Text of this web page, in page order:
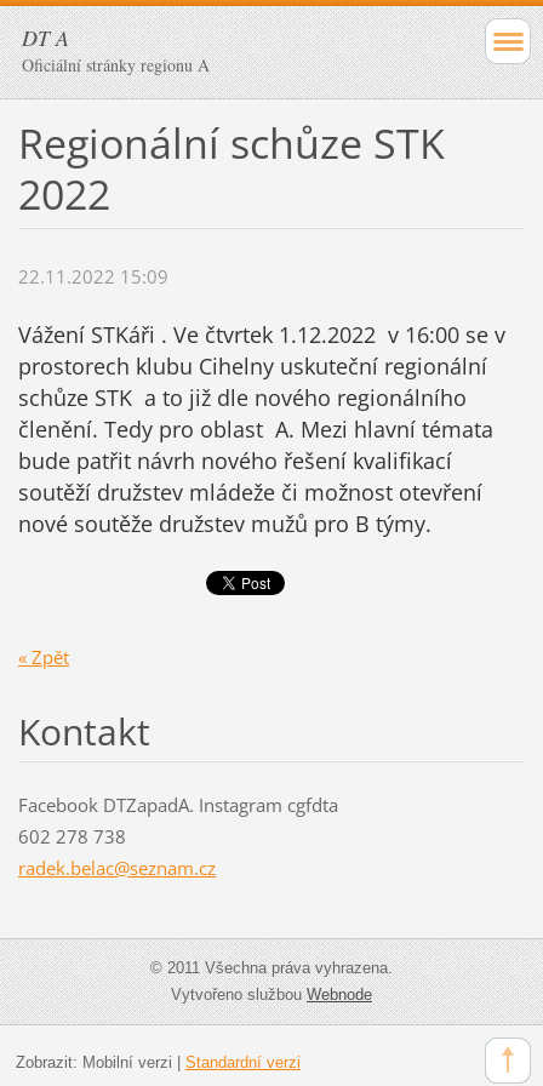
DT A
Oficiální stránky regionu A
Regionální schůze STK
2022
22.11.2022 15:09
Vážení STKáři . Ve čtvrtek 1.12.2022 v 16:00 se v
prostorech klubu Cihelny uskuteční regionální
schůze STK a to již dle nového regionálního
členění. Tedy pro oblast A. Mezi hlavní témata
bude patřit návrh nového řešení kvalifikací
soutěží družstev mládeže či možnost otevření
nové soutěže družstev mužů pro B týmy.
« Zpět
Kontakt
Facebook DTZapadA. Instagram cgfdta
602 278 738
radek.belac@seznam.cz
© 2011 Všechna práva vyhrazena.
Vytvořeno službouWebnode
Zobrazit: Mobilní verzi Standardní verzi